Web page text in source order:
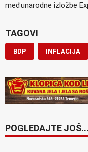
međunarodne izložbe
TAGOVI
BDP INFLACIJA
POGLEDAJTE JOŠ...